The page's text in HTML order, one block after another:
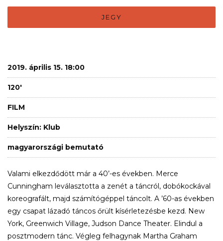
JEGY
2019. április 15. 18:00
120'
FILM
Helyszín: Klub
magyarországi bemutató
Valami elkezdődött már a 40’-es években. Merce
Cunningham leválasztotta a zenét a táncról, dobókockával
koreografált, majd számítógéppel táncolt. A ’60-as években
egy csapat lázadó táncos őrült kísérletezésbe kezd. New
York, Greenwich Village, Judson Dance Theater. Elindul a
posztmodern tánc. Végleg felhagynak Martha Graham